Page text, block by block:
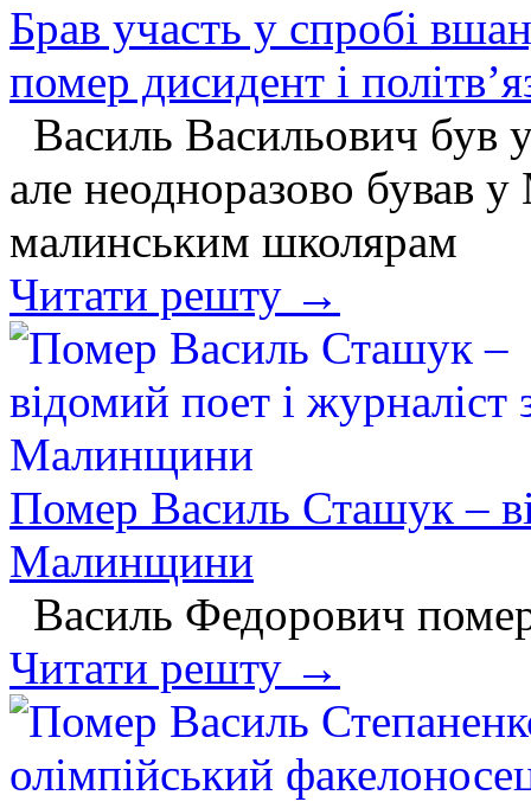
Брав участь у спробі
помер дисидент і
Василь Васильович
але неодноразово бував у
малинським школярам
Читати решту →
Помер Василь Сташук –
Малинщини
Василь Федорович
Читати решту →